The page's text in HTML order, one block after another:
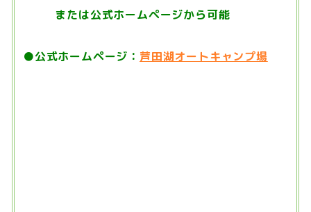
または公式ホームページから可能
●公式ホームページ： 芦田湖オートキャンプ場